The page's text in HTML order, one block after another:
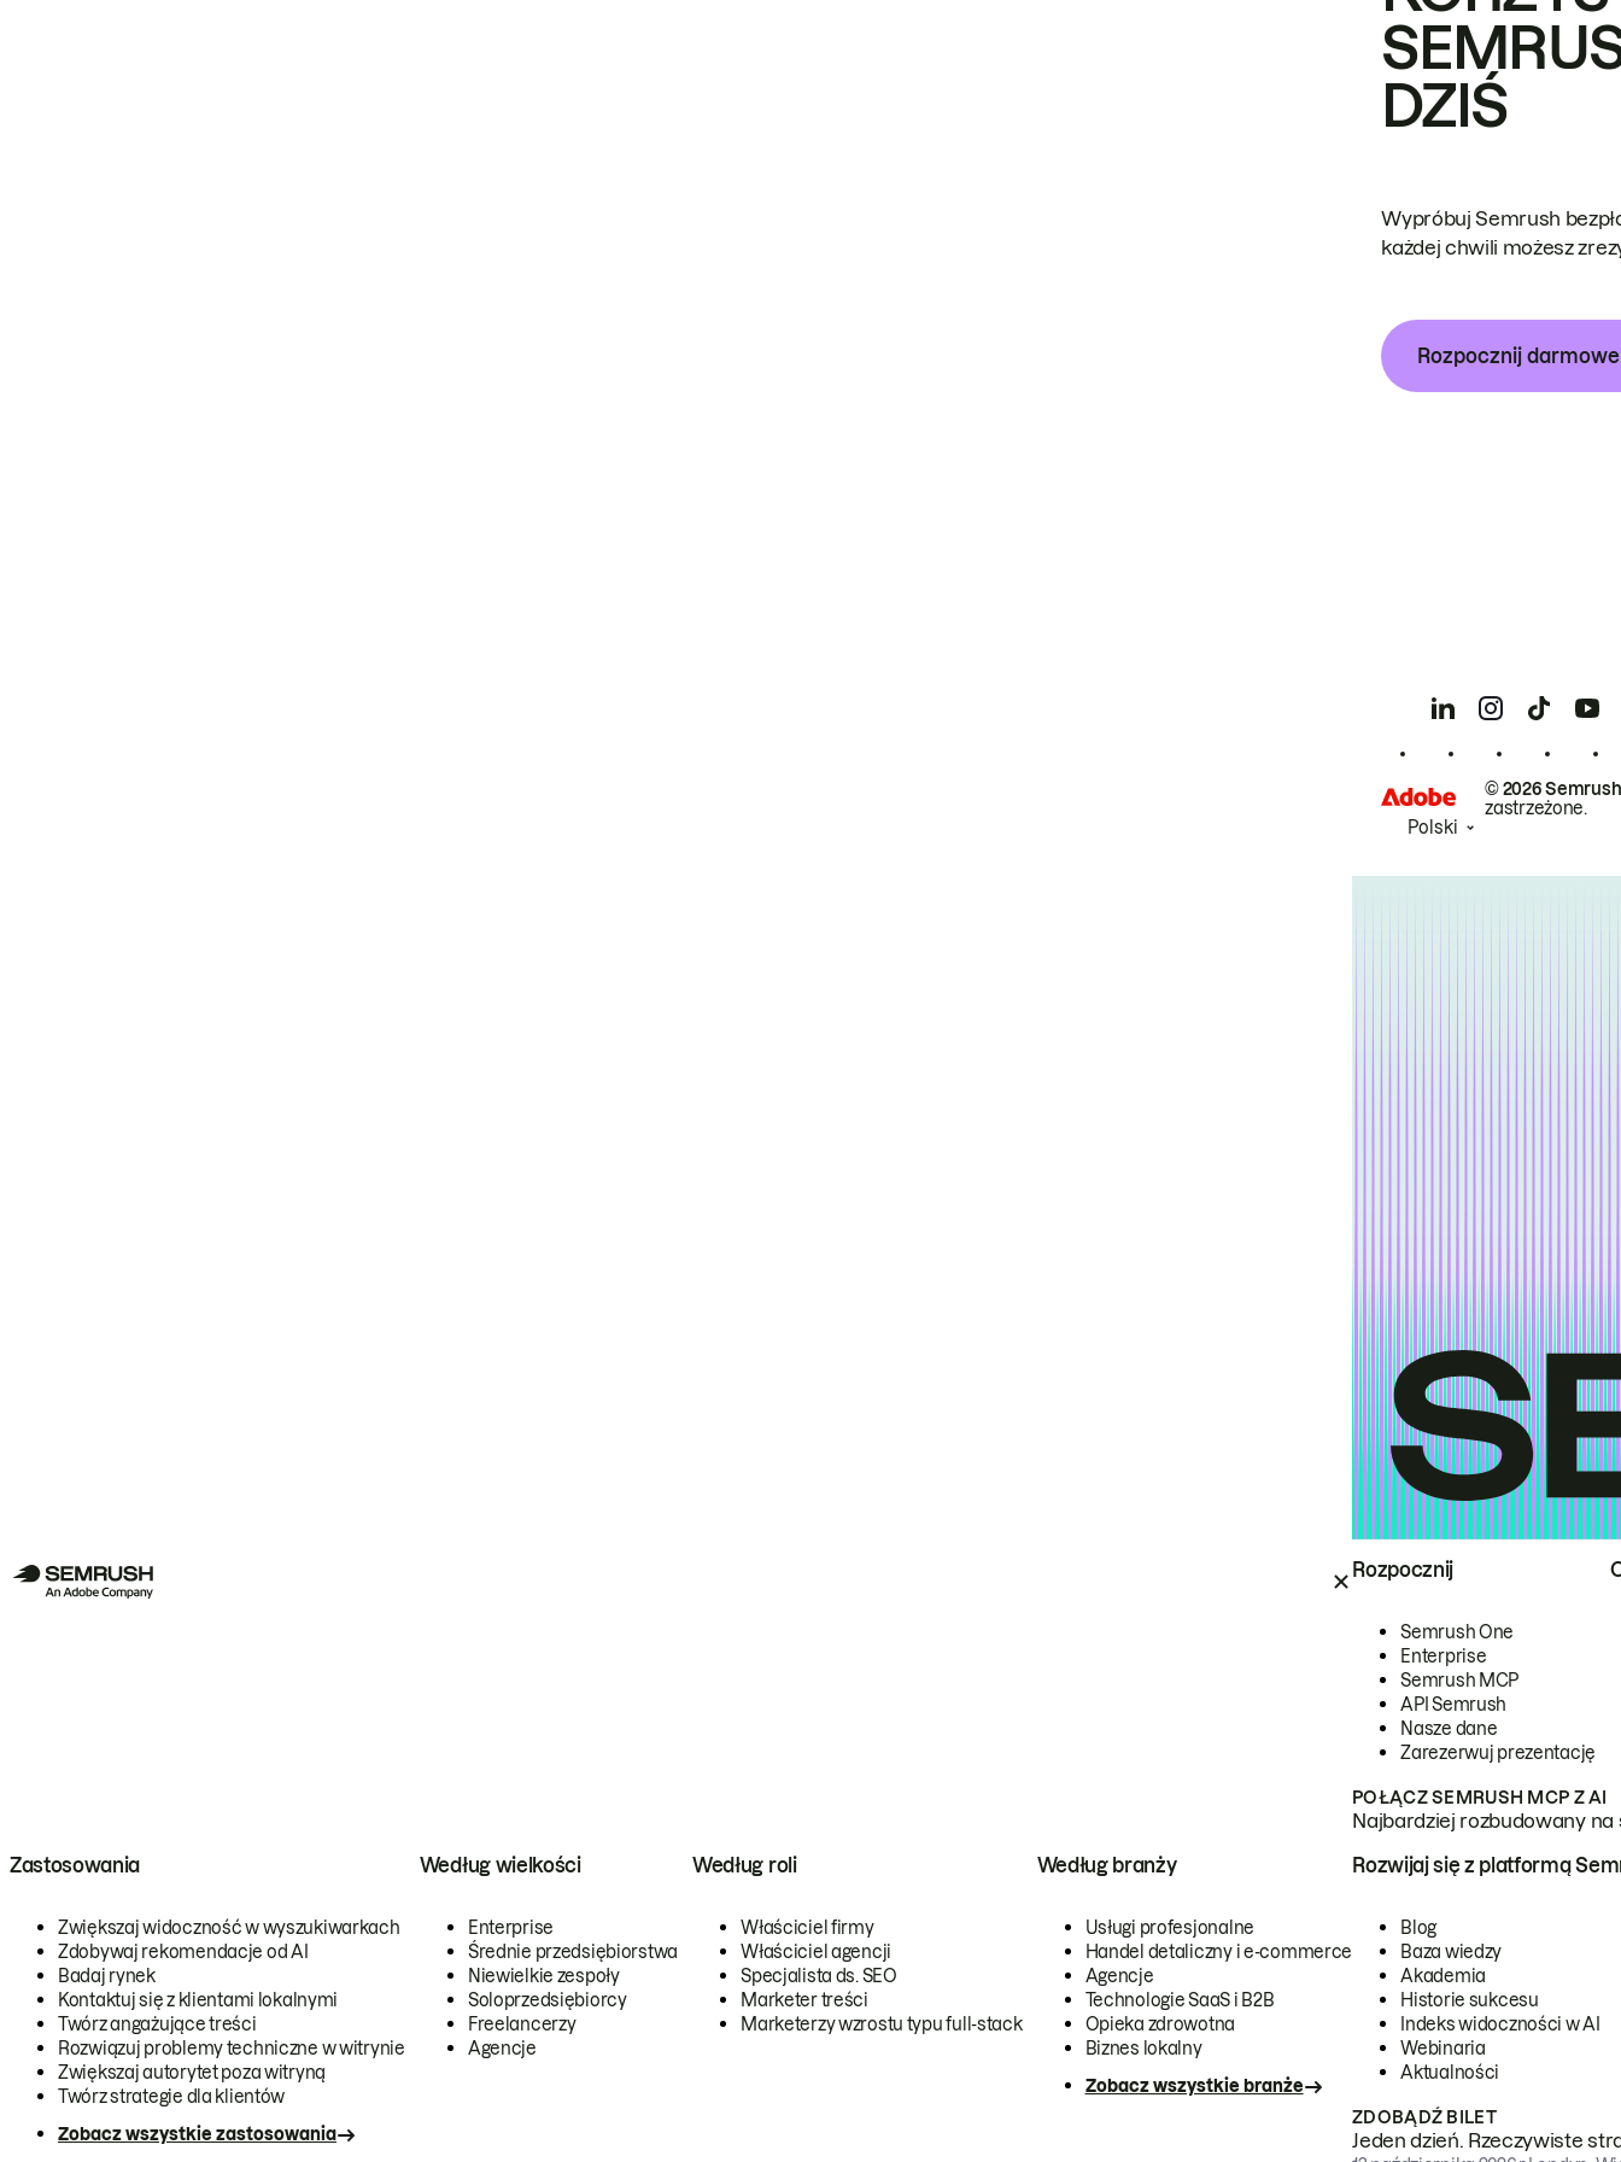
Rozpocznij
Semrush One
Enterprise
Semrush MCP
API Semrush
Nasze dane
Zarezerwuj prezentację
POŁĄCZ SEMRUSH MCP Z AI
Najbardziej rozbudowany
Zastosowania
Zwiększaj widoczność w wyszukiwarkach
Zdobywaj rekomendacje od AI
Badaj rynek
Kontaktuj się z klientami lokalnymi
Twórz angażujące treści
Rozwiązuj problemy techniczne w witrynie
Zwiększaj autorytet poza witryną
Twórz strategie dla klientów
Zobacz wszystkie zastosowania
Według wielkości
Enterprise
Średnie przedsiębiorstwa
Niewielkie zespoły
Soloprzedsiębiorcy
Freelancerzy
Agencje
Według roli
Właściciel firmy
Właściciel agencji
Specjalista ds. SEO
Marketer treści
Marketerzy wzrostu typu full-stack
Według branży
Usługi profesjonalne
Handel detaliczny i e-commerce
Agencje
Technologie SaaS i B2B
Opieka zdrowotna
Biznes lokalny
Zobacz wszystkie branże
Rozwijaj się z platformą
Blog
Baza wiedzy
Akademia
Historie sukcesu
Indeks widoczności w AI
Webinaria
Aktualności
ZDOBĄDŹ BILET
Jeden dzień. Rzeczywiste
DZIŚ
Wypróbuj Semrush
każdej chwili możesz
Rozpocznij
© 2026
zastrzeżone.
Polski